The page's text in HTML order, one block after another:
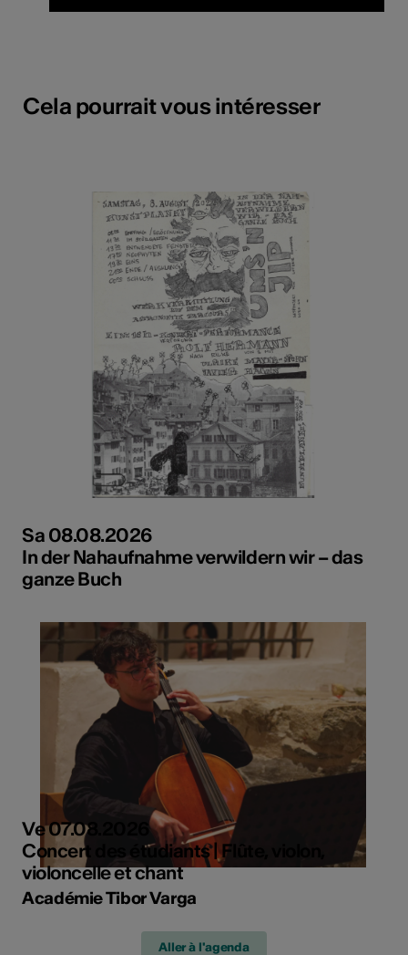
Cela pourrait vous intéresser
Sa 08.08.2026
In der Nahaufnahme verwildern wir – das
ganze Buch
Ve 07.08.2026
Concert des étudiants | Flûte, violon,
violoncelle et chant
Académie Tibor Varga
Aller à l'agenda